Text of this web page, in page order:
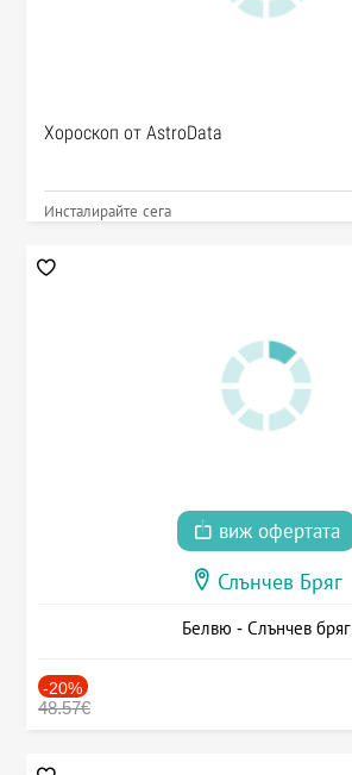
Хороскоп от AstroData
Инсталирайте сега
виж офертата
Слънчев Бряг
Белвю - Слънчев бряг
-20%
48.57€